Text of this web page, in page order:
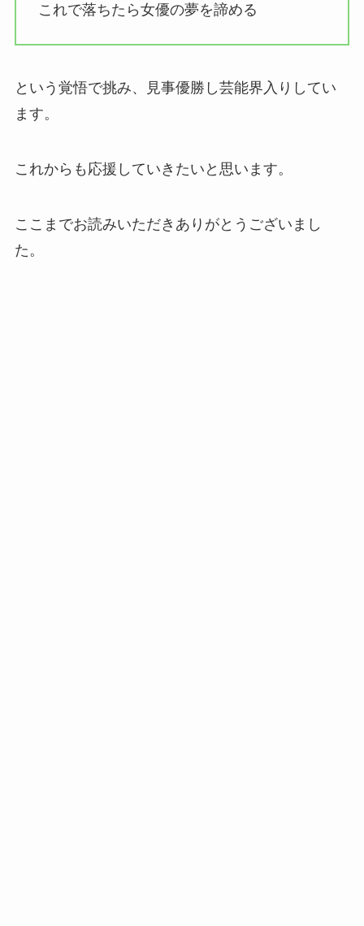
これで落ちたら女優の夢を諦める
という覚悟で挑み、見事優勝し芸能界入りしてい
ます。
これからも応援していきたいと思います。
ここまでお読みいただきありがとうございまし
た。